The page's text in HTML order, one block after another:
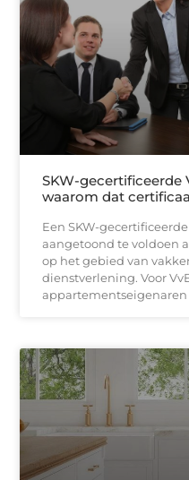
SKW-gecertificeerde
waarom dat
Een SKW-
aangetoond te voldoen
op het gebied van
dienstverlening. Voor